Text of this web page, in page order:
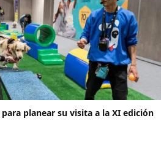
planear su visita a la XI edición